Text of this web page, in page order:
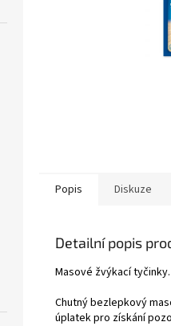
Popis Diskuze
Detailní popis
Masové žvýkací
Chutný bezlepkový
úplatek pro získání